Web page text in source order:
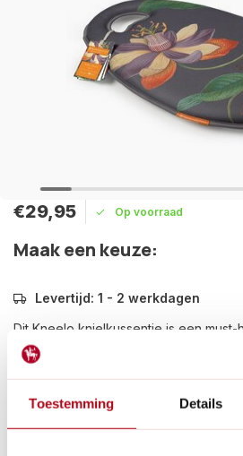
Toestemming Details
€29,95 Op voorraad
Maak een keuze:
Levertijd: 1 - 2 werkdagen
Dit Kneelo knielkussentje is een
tuinliefhebbers, beschermt je knieën
ook handig als zitkussen.
Lees meer